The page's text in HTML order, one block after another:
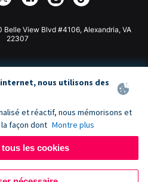
View Blvd #4106, Alexandria, VA
22307
nous utilisons des
et réactif, nous mémorisons et
façon dont Montre plus
les cookies